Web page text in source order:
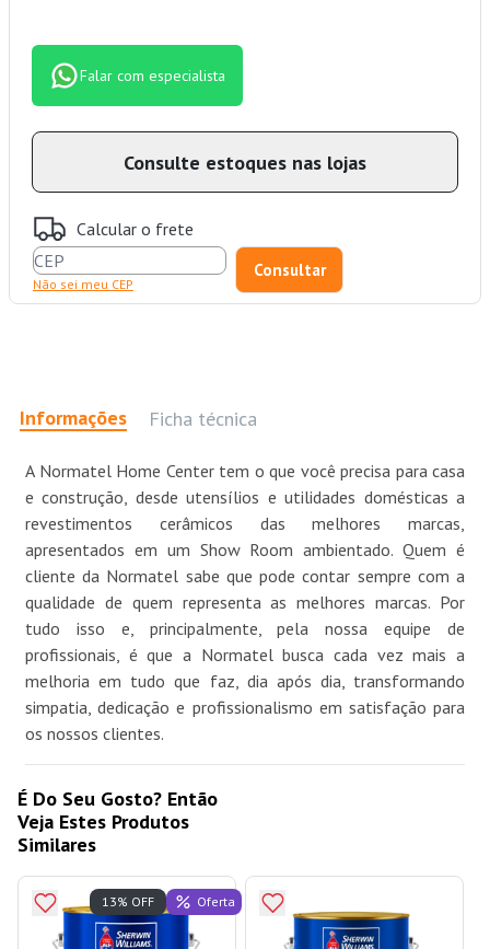
Falar com especialista
Consulte estoques nas lojas
Calcular o frete
Não sei meu CEP
Informações Ficha técnica
A Normatel Home Center tem o que você precisa para casa
e construção, desde utensílios e utilidades domésticas a
revestimentos cerâmicos das melhores marcas,
apresentados em um Show Room ambientado. Quem é
cliente da Normatel sabe que pode contar sempre com a
qualidade de quem representa as melhores marcas. Por
tudo isso e, principalmente, pela nossa equipe de
profissionais, é que a Normatel busca cada vez mais a
melhoria em tudo que faz, dia após dia, transformando
simpatia, dedicação e profissionalismo em satisfação para
os nossos clientes.
É Do Seu Gosto? Então
Veja Estes Produtos
Similares
13% OFF Oferta